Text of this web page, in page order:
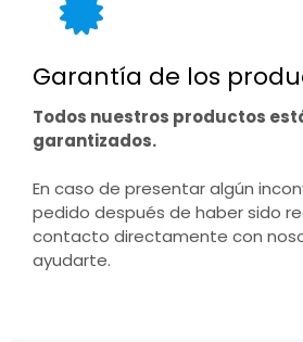
Garantía de los
Todos nuestros productos
garantizados.
En caso de presentar algún
pedido después de haber sido
contacto directamente con
ayudarte.